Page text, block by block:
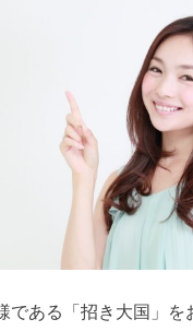
である「招き大国」を